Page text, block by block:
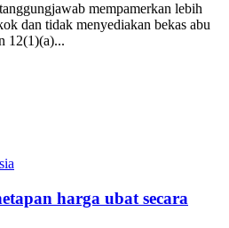
mempamerkan lebih
dan tidak menyediakan bekas abu
12(1)(a)...
harga ubat secara